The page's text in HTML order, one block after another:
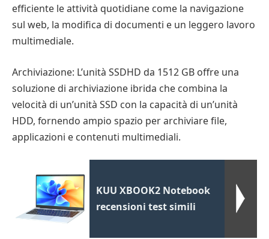
efficiente le attività quotidiane come la navigazione
sul web, la modifica di documenti e un leggero lavoro
multimediale.
Archiviazione: L’unità SSDHD da 1512 GB offre una
soluzione di archiviazione ibrida che combina la
velocità di un’unità SSD con la capacità di un’unità
HDD, fornendo ampio spazio per archiviare file,
applicazioni e contenuti multimediali.
KUU XBOOK2 Notebook
recensioni test simili